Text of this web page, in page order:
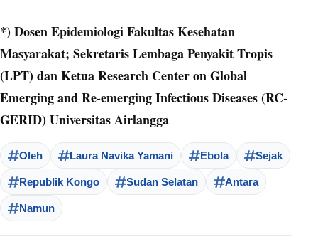
*) Dosen Epidemiologi Fakultas Kesehatan
Masyarakat; Sekretaris Lembaga Penyakit Tropis
(LPT) dan Ketua Research Center on Global
Emerging and Re-emerging Infectious Diseases (RC-
GERID) Universitas Airlangga
Oleh Laura Navika Yamani Ebola Sejak
Republik Kongo Sudan Selatan Antara
Namun